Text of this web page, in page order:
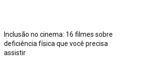
Inclusão no cinema: 16 filmes sobre
deficiência física que você precisa
assistir